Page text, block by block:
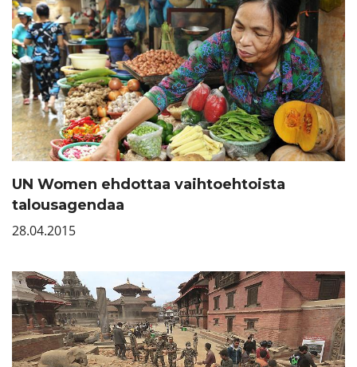
UN Women ehdottaa vaihtoehtoista
talousagendaa
28.04.2015